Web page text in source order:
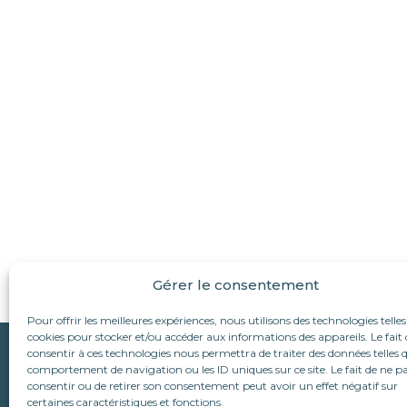
Gérer le consentement
Pour offrir les meilleures expériences, nous utilisons des technologies telles
cookies pour stocker et/ou accéder aux informations des appareils. Le fait
consentir à ces technologies nous permettra de traiter des données telles
comportement de navigation ou les ID uniques sur ce site. Le fait de ne
consentir ou de retirer son consentement peut avoir un effet négatif sur
certaines caractéristiques et fonctions.
Suivez-nous :
Nous écrire
Qui sommes-nous ?
L’association
Le refuge d’Alina &